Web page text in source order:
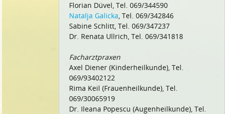
Florian Düvel, Tel. 069/344590
Natalja Galicka, Tel. 069/342846
Sabine Schlitt, Tel. 069/347237
Dr. Renata Ullrich, Tel. 069/341818
Facharztpraxen
Axel Diener (Kinderheilkunde), Tel.
069/93402122
Rima Keil (Frauenheilkunde), Tel.
069/30065919
Dr. Ileana Popescu (Augenheilkunde), Tel.